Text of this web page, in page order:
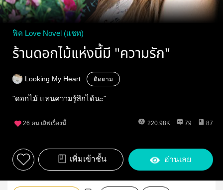
ฟิค Love Novel (แชท)
ร้านดอกไม้แห่งนี้มี "ความรัก"
Looking My Heart ติดตาม
"ดอกไม้ แทนความรู้สึกได้นะ"
26 คน เลิฟเรื่องนี้ 220.98K 79 87
เพิ่มเข้าชั้น อ่านเลย